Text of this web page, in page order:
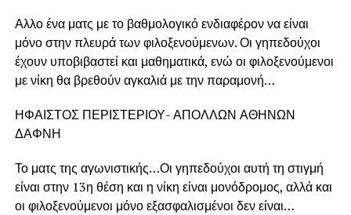
Αλλο ένα ματς με το βαθμολογικό ενδιαφέρον να είναι
μόνο στην πλευρά των φιλοξενούμενων. Οι γηπεδούχοι
έχουν υποβιβαστεί και μαθηματικά, ενώ οι φιλοξενούμενοι
με νίκη θα βρεθούν αγκαλιά με την παραμονή…
ΗΦΑΙΣΤΟΣ ΠΕΡΙΣΤΕΡΙΟΥ- ΑΠΟΛΛΩΝ ΑΘΗΝΩΝ
ΔΑΦΝΗ
Το ματς της αγωνιστικής…Οι γηπεδούχοι αυτή τη στιγμή
είναι στην 13η θέση και η νίκη είναι μονόδρομος, αλλά και
οι φιλοξενούμενοι μόνο εξασφαλισμένοι δεν είναι…